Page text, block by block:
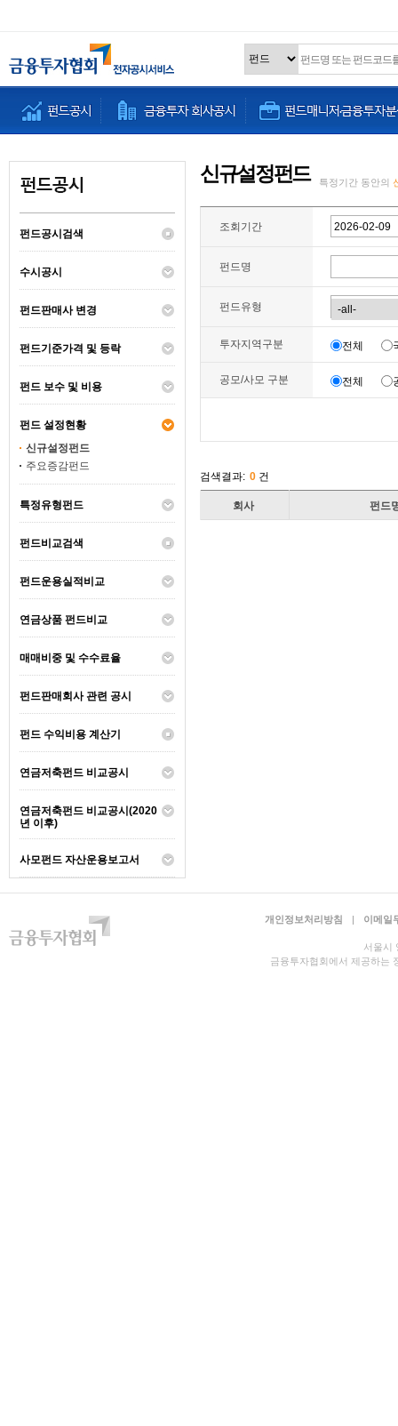
펀드공시검색
수시공시
펀드판매사 변경
펀드기준가격 및 등락
펀드 보수 및 비용
펀드 설정현황
신규설정펀드
주요증감펀드
특정유형펀드
펀드비교검색
펀드운용실적비교
연금상품 펀드비교
매매비중 및 수수료율
펀드판매회사 관련 공시
펀드 수익비용 계산기
연금저축펀드 비교공시
연금저축펀드 비교공시(2020
년 이후)
사모펀드 자산운용보고서
신규설정펀드 특정기간 동안의
조회기간
펀드명
펀드유형
투자지역구분 전체
공모/사모 구분 전체
검색결과: 0 건
회사 펀드
개인정보처리방침 | 이메일
서울시
금융투자협회에서 제공하는